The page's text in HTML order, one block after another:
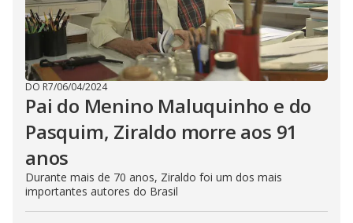
DO R7/06/04/2024
Pai do Menino Maluquinho e do
Pasquim, Ziraldo morre aos 91
anos
Durante mais de 70 anos, Ziraldo foi um dos mais
importantes autores do Brasil